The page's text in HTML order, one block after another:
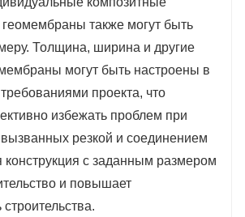
также могут быть
Толщина, ширина и другие
могут быть настроены в
проекта, что
избежать проблем при
вызванных резкой и соединением
конструкция с заданным размером
и повышает